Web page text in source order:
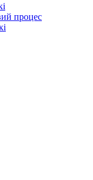
процес